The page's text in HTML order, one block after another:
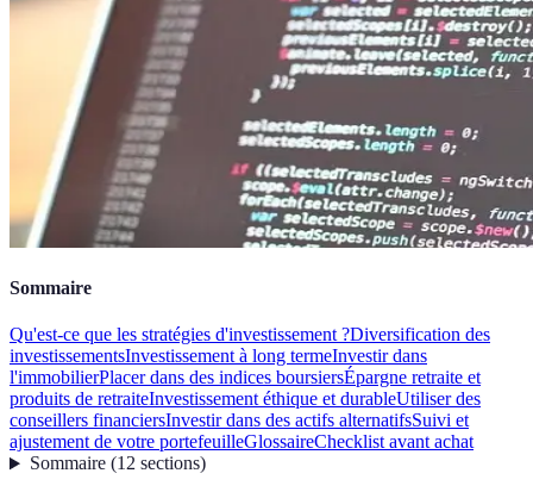
Sommaire
Qu'est-ce que les stratégies d'investissement ?Diversification des
investissementsInvestissement à long termeInvestir dans
l'immobilierPlacer dans des indices boursiersÉpargne retraite et
produits de retraiteInvestissement éthique et durableUtiliser des
conseillers financiersInvestir dans des actifs alternatifsSuivi et
ajustement de votre portefeuilleGlossaireChecklist avant achat
Sommaire(12 sections)